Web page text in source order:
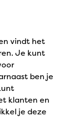
vindt het
Je kunt
ben je
klanten en
je deze